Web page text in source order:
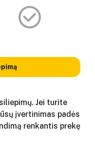
Jei turite
įvertinimas padės
renkantis prekę